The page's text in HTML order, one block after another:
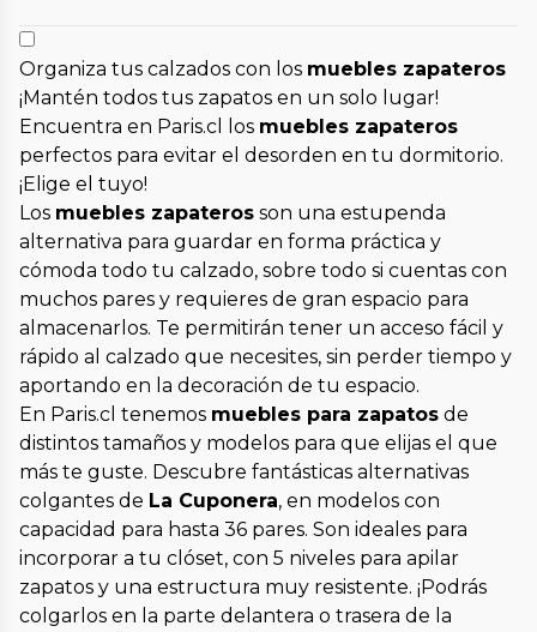
Organiza tus calzados con los muebles zapateros
¡Mantén todos tus zapatos en un solo lugar!
Encuentra en Paris.cl los muebles zapateros
perfectos para evitar el desorden en tu dormitorio.
¡Elige el tuyo!
Los muebles zapateros son una estupenda
alternativa para guardar en forma práctica y
cómoda todo tu calzado, sobre todo si cuentas con
muchos pares y requieres de gran espacio para
almacenarlos. Te permitirán tener un acceso fácil y
rápido al calzado que necesites, sin perder tiempo y
aportando en la decoración de tu espacio.
En Paris.cl tenemos muebles para zapatos de
distintos tamaños y modelos para que elijas el que
más te guste. Descubre fantásticas alternativas
colgantes de La Cuponera, en modelos con
capacidad para hasta 36 pares. Son ideales para
incorporar a tu clóset, con 5 niveles para apilar
zapatos y una estructura muy resistente. ¡Podrás
colgarlos en la parte delantera o trasera de la